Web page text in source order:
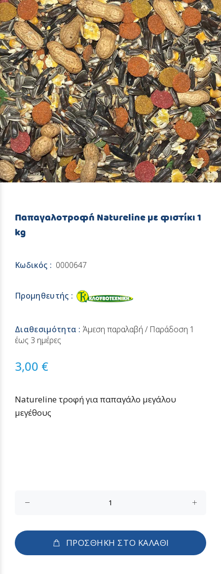
Παπαγαλοτροφή Natureline με φιστίκι 1
kg
Κωδικός : 0000647
Προμηθευτής :
Διαθεσιμότητα :Άμεση παραλαβή / Παράδoση 1
έως 3 ημέρες
3,00 €
Natureline τροφή για παπαγάλο μεγάλου
μεγέθους
ΠΡΟΣΘΗΚΗ ΣΤΟ ΚΑΛΑΘΙ